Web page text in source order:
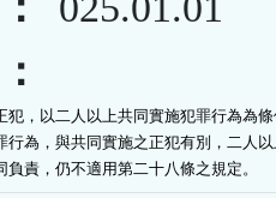
犯，以二人以上共同實施犯罪行為為
行為，與共同實施之正犯有別，二人
責，仍不適用第二十八條之規定。